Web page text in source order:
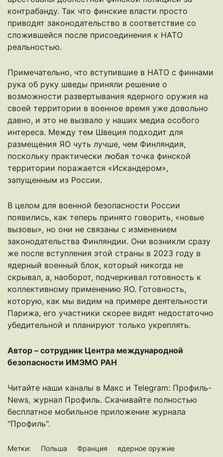
контрабанду. Так что финские власти просто
приводят законодательство в соответствие со
сложившейся после присоединения к НАТО
реальностью.
Примечательно, что вступившие в НАТО с финнами
рука об руку шведы приняли решение о
возможности развертывания ядерного оружия на
своей территории в военное время уже довольно
давно, и это не вызвало у наших медиа особого
интереса. Между тем Швеция подходит для
размещения ЯО чуть лучше, чем Финляндия,
поскольку практически любая точка финской
территории поражается «Искандером»,
запущенным из России.
В целом для военной безопасности России
появились, как теперь принято говорить, «новые
вызовы», но они не связаны с изменением
законодательства Финляндии. Они возникли сразу
же после вступления этой страны в 2023 году в
ядерный военный блок, который никогда не
скрывал, а, наоборот, подчеркивал готовность к
коллективному применению ЯО. Готовность,
которую, как мы видим на примере деятельности
Парижа, его участники скорее видят недостаточно
убедительной и планируют только укреплять.
Автор – сотрудник Центра международной
безопасности ИМЭМО РАН
Читайте наши каналы в Макс и Telegram: Профиль-
News, журнал Профиль. Скачивайте полностью
бесплатное мобильное приложение журнала
"Профиль".
Метки: Польша Франция ядерное оружие